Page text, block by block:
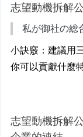
志望動機拆解
私が御社の総
小訣竅：建議用
你可以貢獻什麼特
志望動機拆解